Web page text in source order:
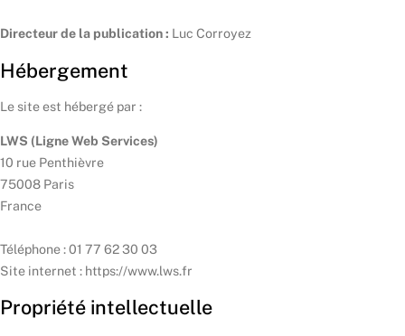
Directeur de la publication : Luc Corroyez
Hébergement
Le site est hébergé par :
LWS (Ligne Web Services)
10 rue Penthièvre
75008 Paris
France
Téléphone : 01 77 62 30 03
Site internet : https://www.lws.fr
Propriété intellectuelle